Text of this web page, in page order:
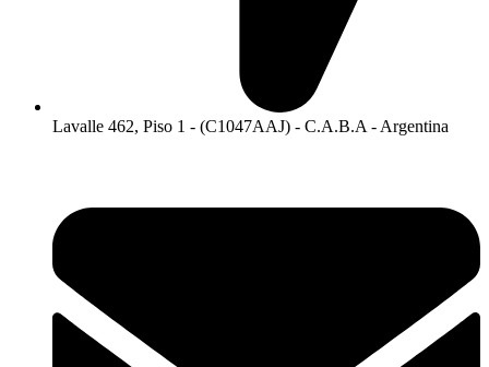
Lavalle 462, Piso 1 - (C1047AAJ) - C.A.B.A - Argentina